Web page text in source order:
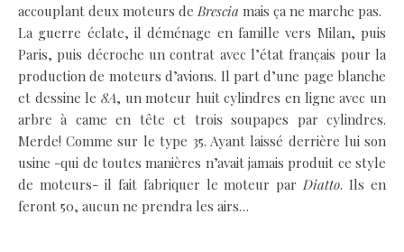
accouplant deux moteurs de Brescia mais ça ne marche pas.
La guerre éclate, il déménage en famille vers Milan, puis
Paris, puis décroche un contrat avec l’état français pour la
production de moteurs d’avions. Il part d’une page blanche
et dessine le 8A, un moteur huit cylindres en ligne avec un
arbre à came en tête et trois soupapes par cylindres.
Merde! Comme sur le type 35. Ayant laissé derrière lui son
usine -qui de toutes manières n’avait jamais produit ce style
de moteurs- il fait fabriquer le moteur par Diatto. Ils en
feront 50, aucun ne prendra les airs…